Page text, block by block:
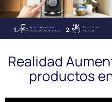
Realidad
productos